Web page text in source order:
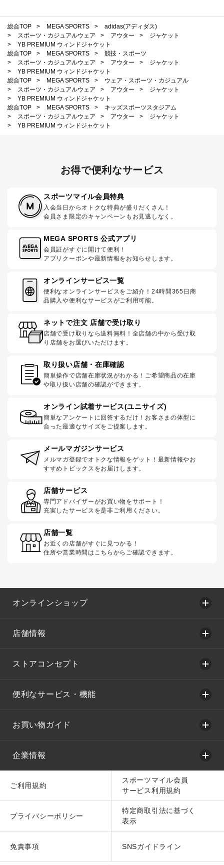
総合TOP > MEGA SPORTS >
adidas(アディダス)
>
スポーツ・カジュアルウェア > アウター >
ジャケット
>
YB PREMIUM ウィンドジャケット
総合TOP
> MEGA SPORTS >
競技・スポーツ
>
スポーツ・カジュアルウェア > アウター >
ジャケット
>
YB PREMIUM ウィンドジャケット
総合TOP
> MEGA SPORTS >
ウェア・スポーツ・カジュアル
>
スポーツ・カジュアルウェア > アウター >
ジャケット
>
YB PREMIUM ウィンドジャケット
総合TOP
> MEGA SPORTS >
キッズスポーツスタジアム
>
スポーツ・カジュアルウェア > アウター >
ジャケット
>
YB PREMIUM ウィンドジャケット
お得で便利なサービス
スポーツマイル会員特典
入会当日からオトクな特典が盛りだくさん！
会員さま限定のキャンペーンもお見逃しなく。
MEGA SPORTS 公式アプリ
会員証がすぐに開けて便利！
アプリクーポンや最新情報をお知らせします。
オンラインサービス一覧
便利なオンラインサービスをご紹介！24時間365日商
品購入や便利なサービスがご利用可能。
ネットで注文 店舗で受け取り
店舗で受け取りなら送料無料！全店舗の中から受け取
り店舗をお選びいただけます。
取り扱い店舗・在庫確認
簡単操作で店舗在庫状況がわかる！ご希望商品の在庫
や取り扱い店舗の確認ができます。
オンライン試着サービス(ユニサイズ)
簡単なアンケートに回答するだけ！お客さまの体型に
合った最適なサイズをご提案します。
メールマガジンサービス
メルマガ登録でオトクな情報をゲット！最新情報やお
すすめトピックスをお届けします。
店舗サービス
専門アドバイザーがお買い物をサポート！
充実したサービスを是非ご利用ください。
店舗一覧
お近くの店舗がすぐに見つかる！
住所や営業時間はこちらからご確認できます。
オンラインショップ
店舗情報
ストアコンセプト
便利なサービス・機能
お買い物ガイド
企業情報
ご利用規約
スポーツマイル会員
サービス利用規約
プライバシーポリシー
特定商取引法に基づく
表示
免責事項 SNSガイドライン